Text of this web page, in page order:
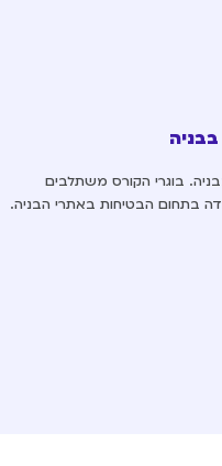
בוגרי הקורס משתלבים
בתחום הבטיחות באתרי הבניה.